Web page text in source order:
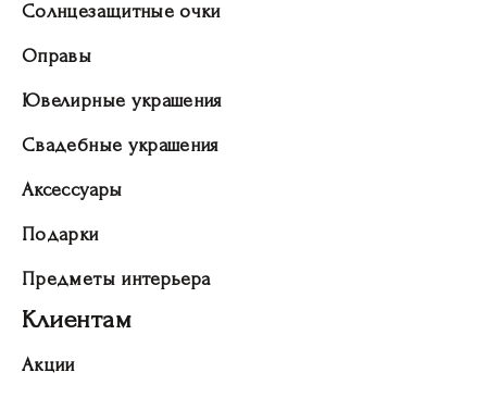
Солнцезащитные очки
Оправы
Ювелирные украшения
Свадебные украшения
Аксессуары
Подарки
Предметы интерьера
Клиентам
Акции